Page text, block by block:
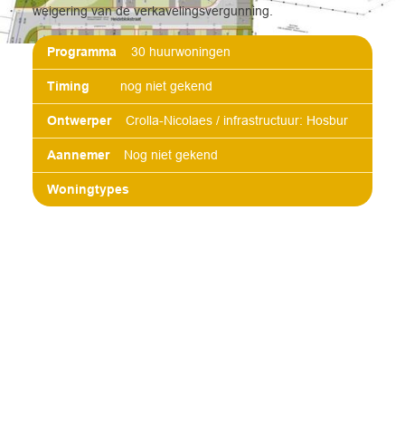
weigering van de verkavelingsvergunning.
Programma 30 huurwoningen
Timing nog niet gekend
Ontwerper Crolla-Nicolaes / infrastructuur: Hosbur
Aannemer Nog niet gekend
Woningtypes